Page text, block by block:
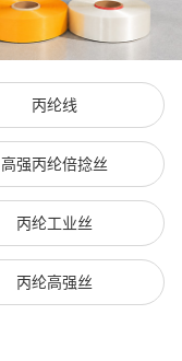
丙纶线
高强丙纶倍捻丝
丙纶工业丝
丙纶高强丝